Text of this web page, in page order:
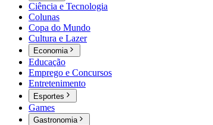
Ciência e Tecnologia
Colunas
Copa do Mundo
Cultura e Lazer
Economia
Educação
Emprego e Concursos
Entretenimento
Esportes
Games
Gastronomia